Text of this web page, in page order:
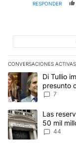
RESPONDER
CONVERSACIONES ACTIVAS
Este listado muestra
Un artículo deDi Tullio
presunto
Ley de
7
Un artículo de
Las
50 mil
44